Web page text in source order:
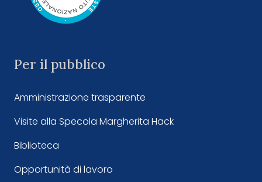
Per il pubblico
Amministrazione trasparente
Visite alla Specola Margherita Hack
Biblioteca
Opportunità di lavoro